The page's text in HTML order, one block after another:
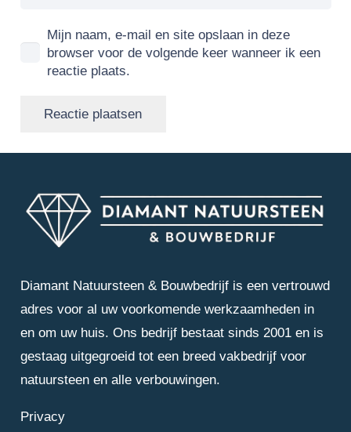
Mijn naam, e-mail en site opslaan in deze
browser voor de volgende keer wanneer ik een
reactie plaats.
Reactie plaatsen
Diamant Natuursteen & Bouwbedrijf is een vertrouwd
adres voor al uw voorkomende werkzaamheden in
en om uw huis. Ons bedrijf bestaat sinds 2001 en is
gestaag uitgegroeid tot een breed vakbedrijf voor
natuursteen en alle verbouwingen.
Privacy